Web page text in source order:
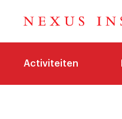
Activiteiten